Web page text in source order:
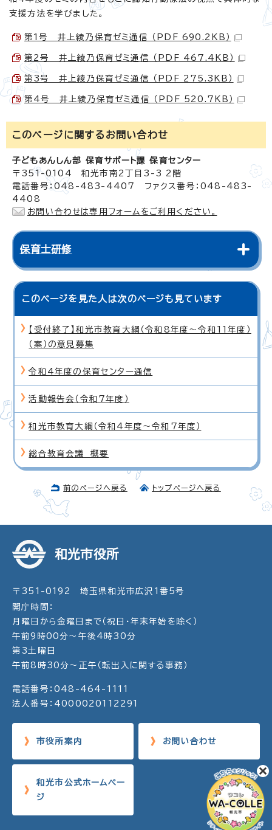
支援方法を学びました。
第1号 井上綾乃保育ゼミ通信 （PDF 690.2KB）
第2号 井上綾乃保育ゼミ通信 （PDF 467.4KB）
第3号 井上綾乃保育ゼミ通信 （PDF 275.3KB）
第4号 井上綾乃保育ゼミ通信 （PDF 520.7KB）
このページに関する お問い合わせ
子どもあんしん部 保育サポート課 保育センター
〒351-0104 和光市南2丁目3-3 2階
電話番号：048-483-4407 ファクス番号：048-483-
4408
お問い合わせは専用フォームをご利用ください。
保育士研修
このページを見た人は次のページも見ています
【受付終了】和光市教育大綱（令和8年度〜令和11年度）
（案）の意見募集
令和4年度の保育センター通信
活動報告会（令和7年度）
和光市教育大綱（令和4年度〜令和7年度）
総合教育会議 概要
前のページへ戻る トップページへ戻る
和光市役所
〒351-0192 埼玉県和光市広沢1番5号
開庁時間：
月曜日から金曜日まで（祝日・年末年始を除く）
午前9時00分～午後4時30分
第3土曜日
午前8時30分～正午（転出入に関する事務）
電話番号：048-464-1111
法人番号：4000020112291
市役所案内 お問い合わせ
和光市公式ホームペー
ジ